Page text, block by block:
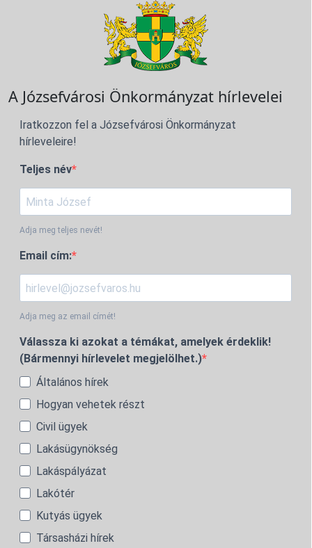
A Józsefvárosi Önkormányzat hírlevelei
Iratkozzon fel a Józsefvárosi Önkormányzat
hírleveleire!
Teljes név
Adja meg teljes nevét!
Email cím:
Adja meg az email címét!
Válassza ki azokat a témákat, amelyek érdeklik!
(Bármennyi hírlevelet megjelölhet.)
Általános hírek
Hogyan vehetek részt
Civil ügyek
Lakásügynökség
Lakáspályázat
Lakótér
Kutyás ügyek
Társasházi hírek